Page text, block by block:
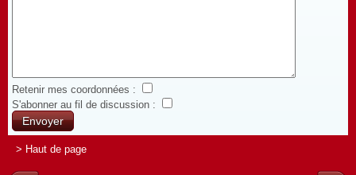
Retenir mes coordonnées :
S'abonner au fil de discussion :
> Haut de page